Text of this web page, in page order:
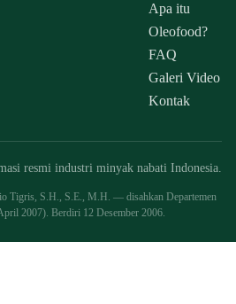
Apa itu
Oleofood?
FAQ
Galeri Video
Kontak
resmi industri minyak nabati Indonesia.
Tigris, S.H., S.E., M.H. — disahkan Departemen
2007). Berdiri 12 Desember 2006.